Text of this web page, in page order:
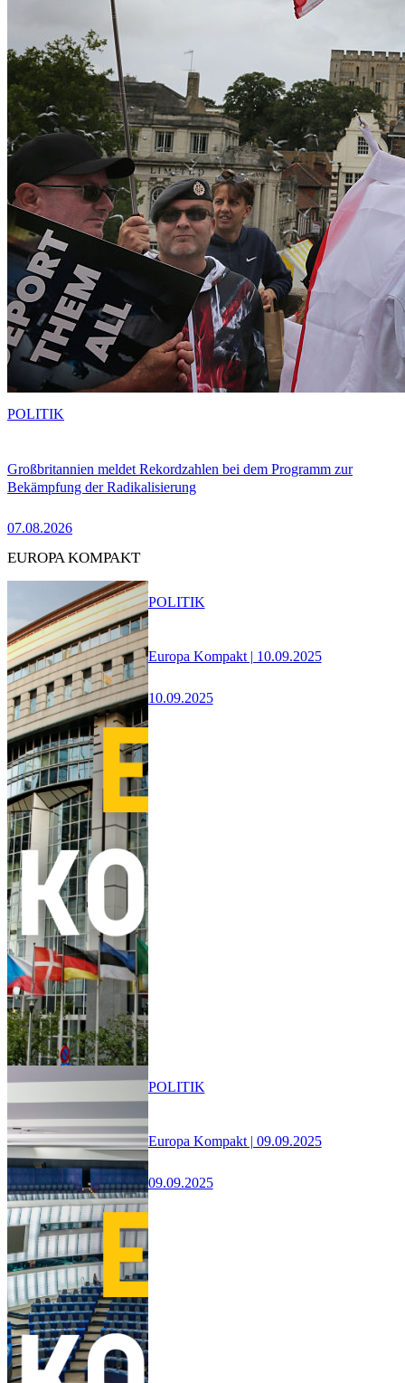
Großbritannien meldet Rekordzahlen bei dem Programm zur
Bekämpfung der Radikalisierung
07.08.2026
POLITIK
EUROPA KOMPAKT
Europa Kompakt | 10.09.2025
10.09.2025
POLITIK
Europa Kompakt | 09.09.2025
09.09.2025
POLITIK